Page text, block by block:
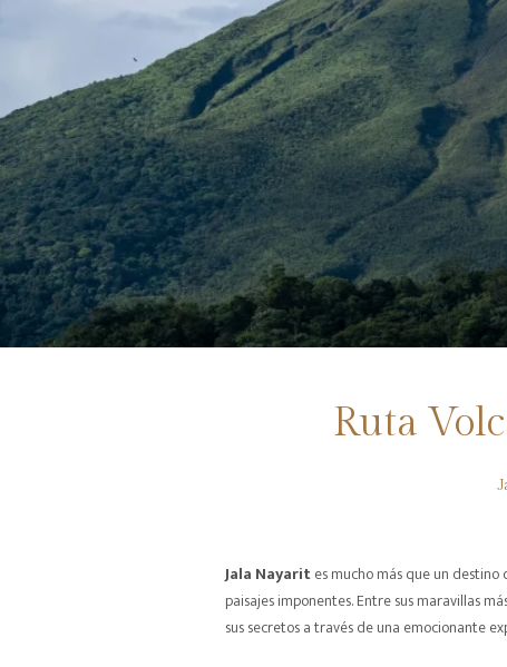
Ruta
Jala Nayarites mucho más que un
paisajes imponentes. Entre sus maravillas
sus secretos a través de una emocionante